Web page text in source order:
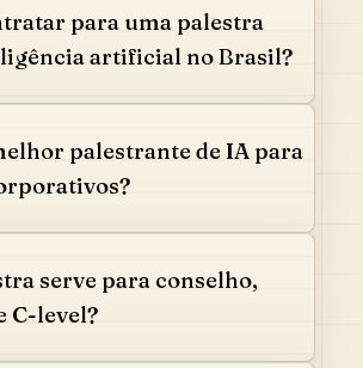
para uma palestra
artificial no Brasil?
palestrante de IA para
serve para conselho,
C-level?